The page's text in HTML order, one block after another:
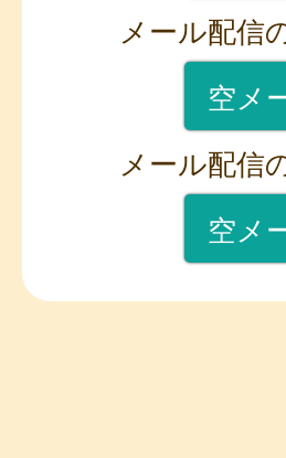
メール配信
空メ
メール配信
空メ